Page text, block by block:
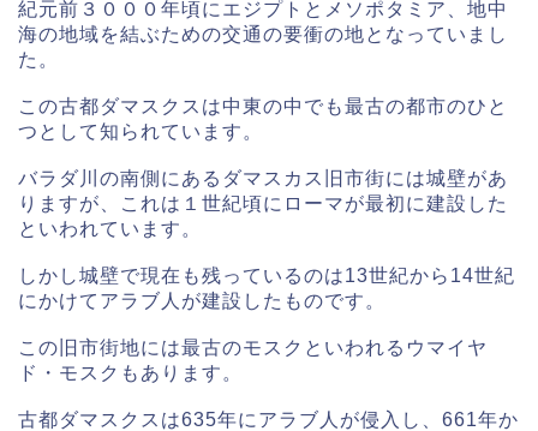
紀元前３０００年頃にエジプトとメソポタミア、地中
海の地域を結ぶための交通の要衝の地となっていまし
た。
この古都ダマスクスは中東の中でも最古の都市のひと
つとして知られています。
バラダ川の南側にあるダマスカス旧市街には城壁があ
りますが、これは１世紀頃にローマが最初に建設した
といわれています。
しかし城壁で現在も残っているのは13世紀から14世紀
にかけてアラブ人が建設したものです。
この旧市街地には最古のモスクといわれるウマイヤ
ド・モスクもあります。
古都ダマスクスは635年にアラブ人が侵入し、661年か